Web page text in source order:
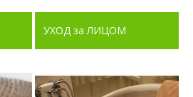
УХОД за ЛИЦОМ